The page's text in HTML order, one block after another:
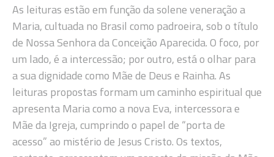
As leituras estão em função da solene veneração a
Maria, cultuada no Brasil como padroeira, sob o título
de Nossa Senhora da Conceição Aparecida. O foco, por
um lado, é a intercessão; por outro, está o olhar para
a sua dignidade como Mãe de Deus e Rainha. As
leituras propostas formam um caminho espiritual que
apresenta Maria como a nova Eva, intercessora e
Mãe da Igreja, cumprindo o papel de “porta de
acesso” ao mistério de Jesus Cristo. Os textos,